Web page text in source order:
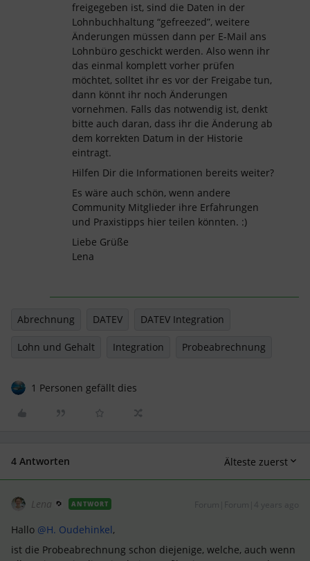
freigegeben ist, sind die Daten in der
Lohnbuchhaltung “gefreezed”, weitere
Änderungen müssen dann per E-Mail ans
Lohnbüro geschickt werden. Also wenn ihr
das einmal komplett vorher prüfen
möchtet, solltet ihr es vor der Freigabe tun,
dann könnt ihr noch Änderungen
vornehmen. Falls das notwendig ist, denkt
bitte auch daran, dass ihr die Änderung ab
dem korrekten Datum in der Historie
eintragt.
Hilfen Dir die Informationen bereits weiter?
Es wäre auch schön, wenn andere
Community Mitglieder ihre Erfahrungen
und Praxistipps hier teilen könnten. :)
Liebe Grüße
Lena
Abrechnung DATEV DATEV Integration
Lohn und Gehalt Integration Probeabrechnung
1 Personen gefällt dies
4 Antworten Älteste zuerst
Lena ANTWORT
Hallo @H. Oudehinkel,
ist die Probeabrechnung schon diejenige, welche, auch wenn